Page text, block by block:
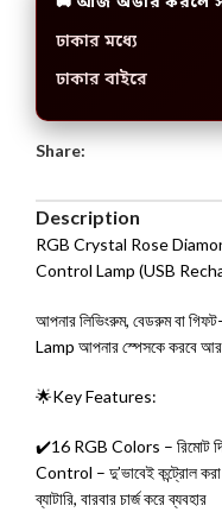
ঢাকার মধ্যে
ঢাকার বাইরে
Share:
Description
RGB Crystal Rose
Control Lamp (USB
আপনার লিভিংরুম, বেডরুম বা
Lamp আপনার স্পেসকে করবে আরও
🌟Key Features:
✔️16 RGB Colors – রিমোট
Control – দু’ভাবেই কন্ট্রোল
ব্যাটারি, বারবার চার্জ করে ব্যবহার